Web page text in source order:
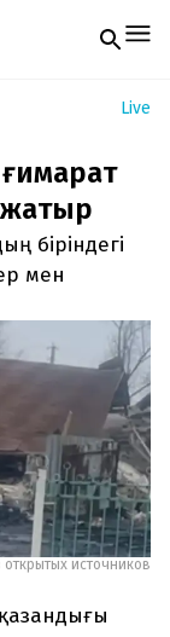
email
Live
біріндегі
мен
источников